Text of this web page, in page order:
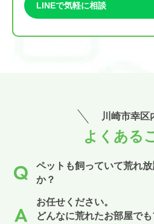
LINEで気軽に相談
川崎市幸区
よくある
ペットも飼っていて荒れ
か？
お任せください。
どんなに荒れたお部屋で